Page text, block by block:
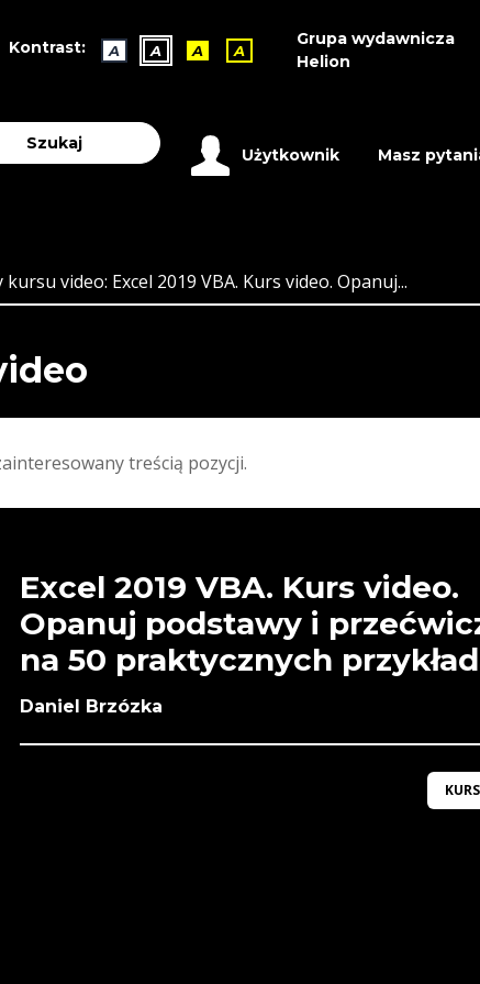
Kontrast: A A A A
Grupa wydawnicza
Helion
Szukaj
Użytkownik Masz
kursu video: Excel 2019 VBA. Kurs video. Opanuj...
treścią pozycji.
Excel 2019 VBA. Kurs video.
Opanuj podstawy i
na 50 praktycznych
Daniel Brzózka